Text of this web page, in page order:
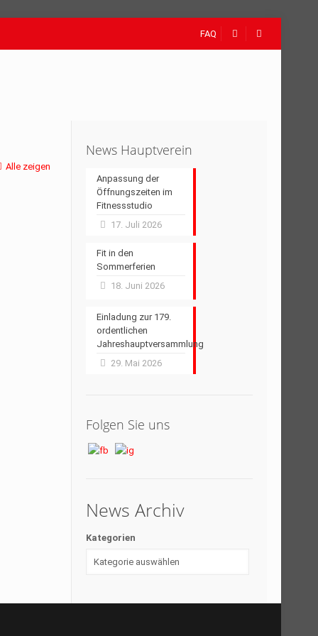
FAQ
Alle zeigen
News Hauptverein
Anpassung der
Öffnungszeiten im
Fitnessstudio
17. Juli 2026
Fit in den
Sommerferien
18. Juni 2026
Einladung zur 179.
ordentlichen
Jahreshauptversammlung
29. Mai 2026
Folgen Sie uns
News Archiv
Kategorien